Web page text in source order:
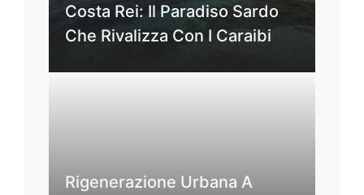
Costa Rei: Il Paradiso Sardo
Che Rivalizza Con I Caraibi
Rigenerazione Urbana A